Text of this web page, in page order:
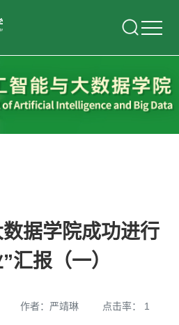
据学院成功进行
汇报（一）
作者：严靖琳 点击率： 1